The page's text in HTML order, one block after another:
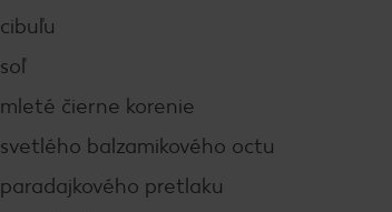
cibuľu
soľ
mleté čierne korenie
svetlého balzamikového octu
paradajkového pretlaku